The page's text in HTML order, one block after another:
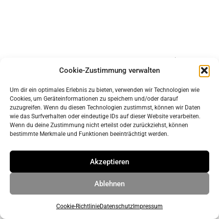
Cookie-Zustimmung verwalten
Um dir ein optimales Erlebnis zu bieten, verwenden wir Technologien wie
Cookies, um Geräteinformationen zu speichern und/oder darauf
zuzugreifen. Wenn du diesen Technologien zustimmst, können wir Daten
wie das Surfverhalten oder eindeutige IDs auf dieser Website verarbeiten.
Wenn du deine Zustimmung nicht erteilst oder zurückziehst, können
bestimmte Merkmale und Funktionen beeinträchtigt werden.
Akzeptieren
Ablehnen
Cookie-RichtlinieDatenschutz Impressum
Impressum
Datenschutz
© 2026 ahrens & grabenhorst architekten stadtplaner Part
GmbB• Erstellt mitGeneratePress